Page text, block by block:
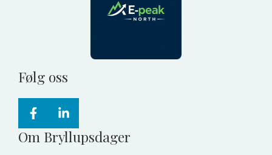
Følg oss
Om Bryllupsdager